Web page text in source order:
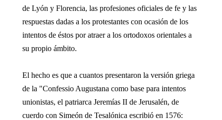
de Lyón y Florencia, las profesiones oficiales de fe y las
respuestas dadas a los protestantes con ocasión de los
intentos de éstos por atraer a los ortodoxos orientales a
su propio ámbito.
El hecho es que a cuantos presentaron la versión griega
de la "Confessio Augustana como base para intentos
unionistas, el patriarca Jeremías II de Jerusalén, de
cuerdo con Simeón de Tesalónica escribió en 1576: